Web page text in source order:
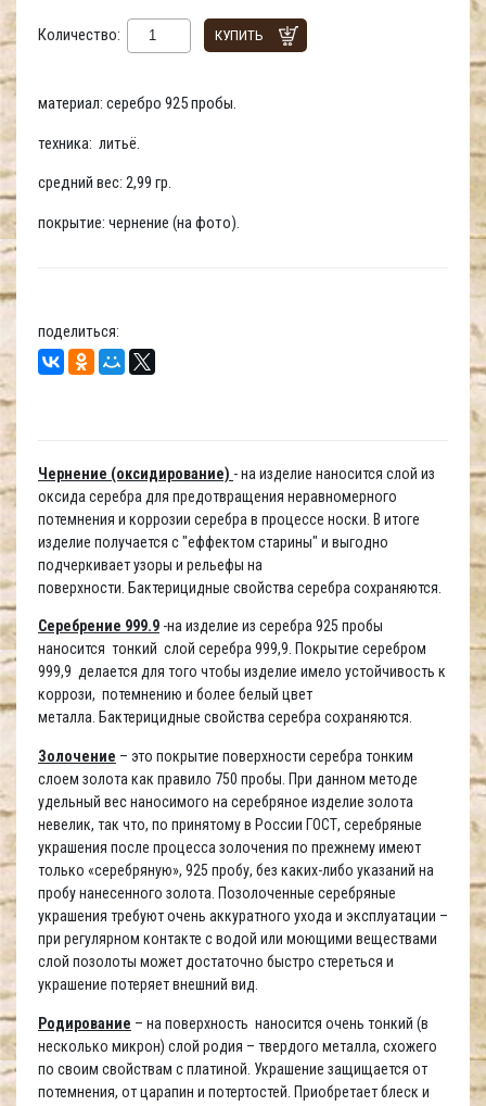
Количество: КУПИТЬ
материал: серебро 925 пробы.
техника: литьё.
средний вес: 2,99 гр.
покрытие: чернение (на фото).
поделиться:
Чернение (оксидирование) - на изделие наносится слой из
оксида серебра для предотвращения неравномерного
потемнения и коррозии серебра в процессе носки. В итоге
изделие получается с "еффектом старины" и выгодно
подчеркивает узоры и рельефы на
поверхности. Бактерицидные свойства серебра сохраняются.
Серебрение 999.9 -на изделие из серебра 925 пробы
наносится тонкий слой серебра 999,9. Покрытие серебром
999,9 делается для того чтобы изделие имело устойчивость к
коррози, потемнению и более белый цвет
металла. Бактерицидные свойства серебра сохраняются.
Золочение – это покрытие поверхности серебра тонким
слоем золота как правило 750 пробы. При данном методе
удельный вес наносимого на серебряное изделие золота
невелик, так что, по принятому в России ГОСТ, серебряные
украшения после процесса золочения по прежнему имеют
только «серебряную», 925 пробу, без каких-либо указаний на
пробу нанесенного золота. Позолоченные серебряные
украшения требуют очень аккуратного ухода и эксплуатации –
при регулярном контакте с водой или моющими веществами
слой позолоты может достаточно быстро стереться и
украшение потеряет внешний вид.
Родирование – на поверхность наносится очень тонкий (в
несколько микрон) слой родия – твердого металла, схожего
по своим свойствам с платиной. Украшение защищается от
потемнения, от царапин и потертостей. Приобретает блеск и